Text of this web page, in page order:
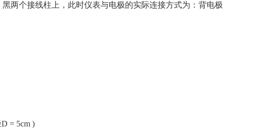
两个接线柱上，此时仪表与电极的实际连接方式为：背电极
D = 5cm )